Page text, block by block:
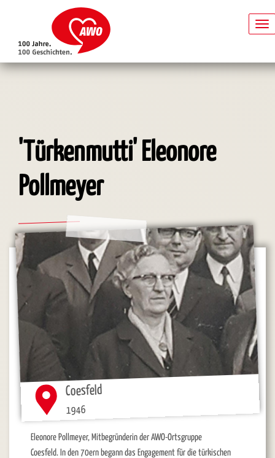
'Türkenmutti' Eleonore
Pollmeyer
Coesfeld
1946
Eleonore Pollmeyer, Mitbegründerin der AWO-Ortsgruppe
Coesfeld. In den 70ern begann das Engagement für die türkischen